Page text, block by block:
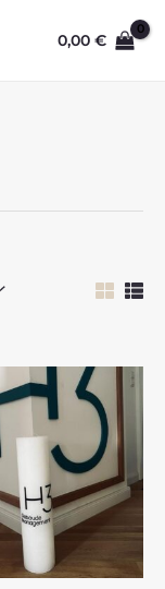
0,00€